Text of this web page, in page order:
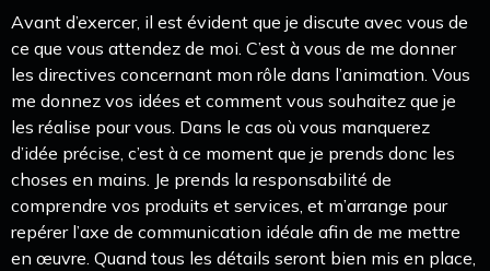
Avant d’exercer, il est évident que je discute avec vous de
ce que vous attendez de moi. C’est à vous de me donner
les directives concernant mon rôle dans l’animation. Vous
me donnez vos idées et comment vous souhaitez que je
les réalise pour vous. Dans le cas où vous manquerez
d’idée précise, c’est à ce moment que je prends donc les
choses en mains. Je prends la responsabilité de
comprendre vos produits et services, et m’arrange pour
repérer l’axe de communication idéale afin de me mettre
en œuvre. Quand tous les détails seront bien mis en place,